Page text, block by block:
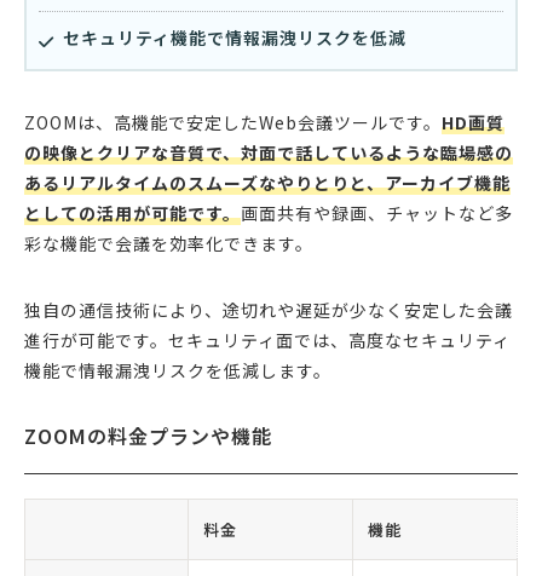
セキュリティ機能で情報漏洩リスクを低減
ZOOMは、高機能で安定したWeb会議ツールです。 HD画質
の映像とクリアな音質で、対面で話しているような臨場感の
あるリアルタイムのスムーズなやりとりと、アーカイブ機能
としての活用が可能です。画面共有や録画、チャットなど多
彩な機能で会議を効率化できます。
独自の通信技術により、途切れや遅延が少なく安定した会議
進行が可能です。セキュリティ面では、高度なセキュリティ
機能で情報漏洩リスクを低減します。
ZOOMの料金プランや機能
料金 機能